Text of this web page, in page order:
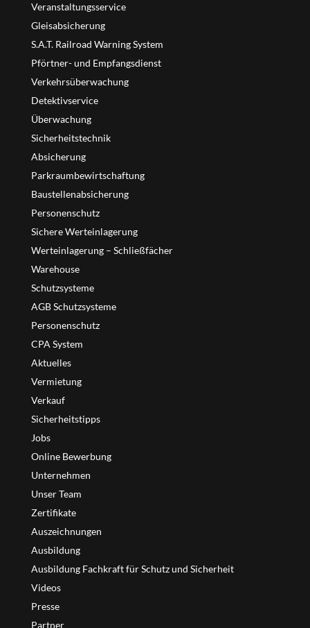
Veranstaltungsservice
Gleisabsicherung
S.A.T. Railroad Warning System
Pförtner- und Empfangsdienst
Verkehrsüberwachung
Detektivservice
Überwachung
Sicherheitstechnik
Absicherung
Parkraumbewirtschaftung
Baustellenabsicherung
Personenschutz
Sichere Werteinlagerung
Werteinlagerung – Schließfächer
Warehouse
Schutzsysteme
AGB Schutzsysteme
Personenschutz
CPA System
Aktuelles
Vermietung
Verkauf
Sicherheitstipps
Jobs
Online Bewerbung
Unternehmen
Unser Team
Zertifikate
Auszeichnungen
Ausbildung
Ausbildung Fachkraft für Schutz und Sicherheit
Videos
Presse
Partner